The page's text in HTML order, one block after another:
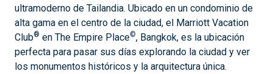
ultramoderno de Tailandia. Ubicado en un condominio de
alta gama en el centro de la ciudad, el Marriott Vacation
Club® en The Empire Place©, Bangkok, es la ubicación
perfecta para pasar sus días explorando la ciudad y ver
los monumentos históricos y la arquitectura única.